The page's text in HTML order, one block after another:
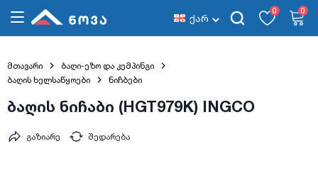
ქარ
0 0
მთავარი
ბაღი-ეზო და კემპინგი
ბაღის ხელსაწყოები
ნიჩბები
ბაღის ნიჩაბი (HGT979K) INGCO
შედარება
გაზიარე